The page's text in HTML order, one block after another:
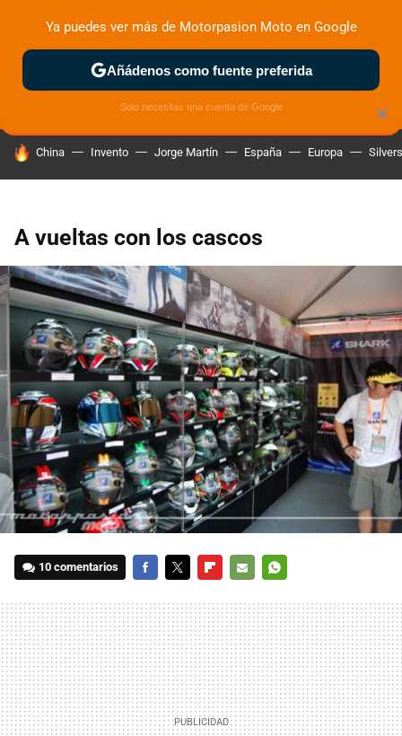
ZONA DE PRUEBAS DEPORTIVAS MOTOS ELÉCTRICAS
HOY SE HABLA DE
China Invento Jorge Martín España Europa
A vueltas con los cascos
10 comentarios
MAIL
×
Ya puedes ver más de Motorpasion Moto en Google
Añádenos como fuente preferida
Solo necesitas una cuenta de Google